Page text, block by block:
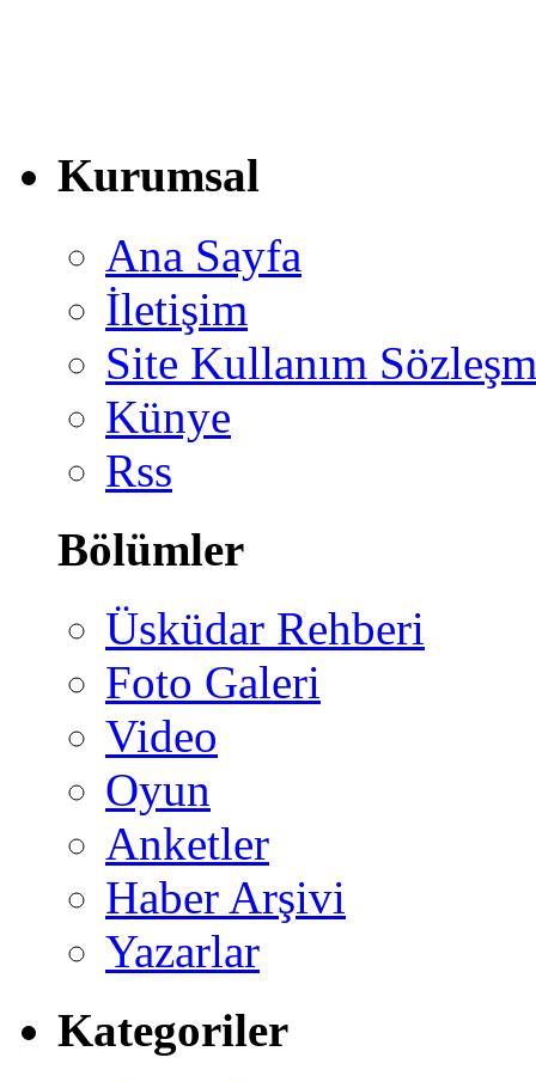
Kurumsal
Ana Sayfa
İletişim
Site Kullanım
Künye
Rss
Bölümler
Üsküdar Rehberi
Foto Galeri
Video
Oyun
Anketler
Haber Arşivi
Yazarlar
Kategoriler